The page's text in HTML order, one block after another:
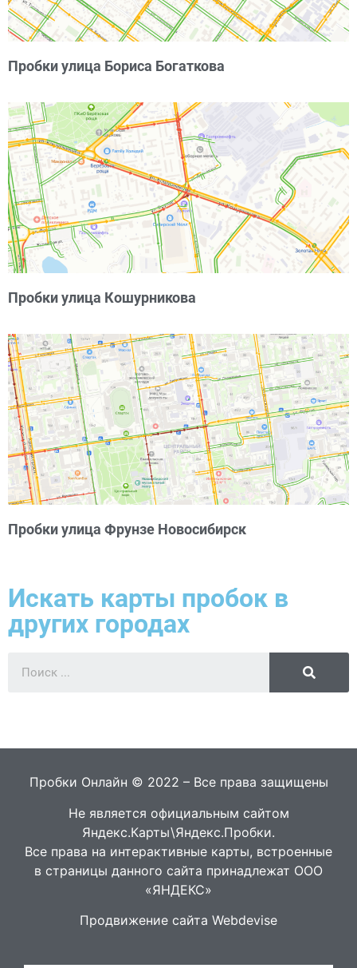
Пробки улица Бориса Богаткова
Пробки улица Кошурникова
Пробки улица Фрунзе Новосибирск
Искать карты пробок в
других городах
Пробки Онлайн © 2022 – Все права защищены
Не является официальным сайтом
Яндекс.Карты\Яндекс.Пробки.
Все права на интерактивные карты, встроенные
в страницы данного сайта принадлежат ООО
«ЯНДЕКС»
Продвижение сайта Webdevise